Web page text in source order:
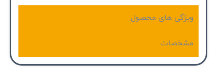
ویژگی های محصول
مشخصات